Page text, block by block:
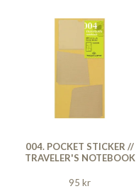
004. POCKET STICKER //
TRAVELER'S NOTEBOOK
95 kr